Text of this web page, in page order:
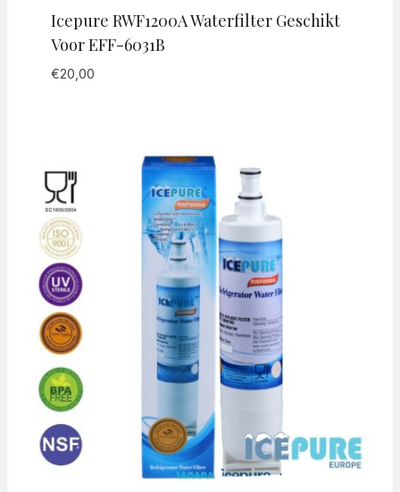
Icepure RWF1200A Waterfilter Geschikt
Voor EFF-6031B
€20,00